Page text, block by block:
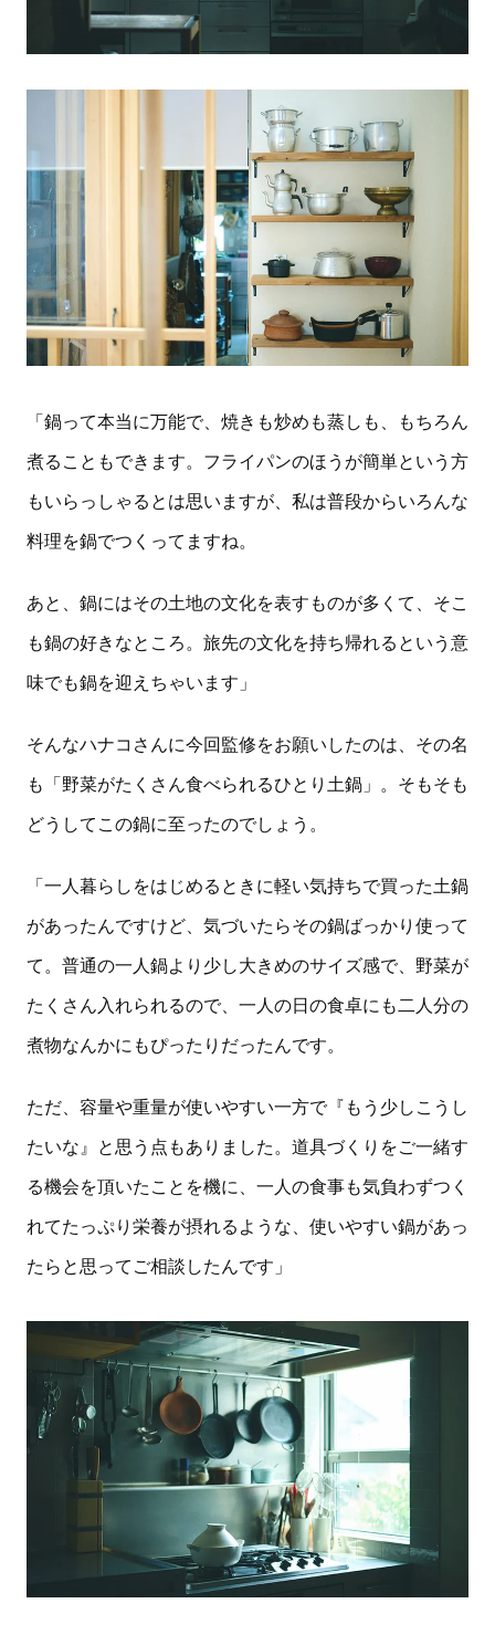
「鍋って本当に万能で、焼きも炒めも蒸しも、もちろん
煮ることもできます。フライパンのほうが簡単という方
もいらっしゃるとは思いますが、私は普段からいろんな
料理を鍋でつくってますね。
あと、鍋にはその土地の文化を表すものが多くて、そこ
も鍋の好きなところ。旅先の文化を持ち帰れるという意
味でも鍋を迎えちゃいます」
そんなハナコさんに今回監修をお願いしたのは、その名
も「野菜がたくさん食べられるひとり土鍋」。そもそも
どうしてこの鍋に至ったのでしょう。
「一人暮らしをはじめるときに軽い気持ちで買った土鍋
があったんですけど、気づいたらその鍋ばっかり使って
て。普通の一人鍋より少し大きめのサイズ感で、野菜が
たくさん入れられるので、一人の日の食卓にも二人分の
煮物なんかにもぴったりだったんです。
ただ、容量や重量が使いやすい一方で『もう少しこうし
たいな』と思う点もありました。道具づくりをご一緒す
る機会を頂いたことを機に、一人の食事も気負わずつく
れてたっぷり栄養が摂れるような、使いやすい鍋があっ
たらと思ってご相談したんです」